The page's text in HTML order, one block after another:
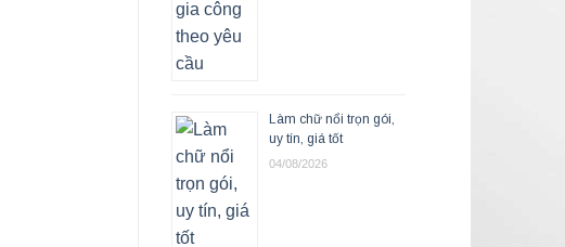
Làm chữ nổi trọn gói,
uy tín, giá tốt
04/08/2026